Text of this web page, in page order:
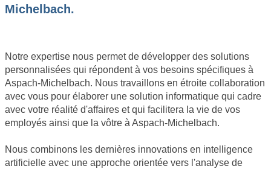
Michelbach.
Notre expertise nous permet de développer des solutions
personnalisées qui répondent à vos besoins spécifiques à
Aspach-Michelbach. Nous travaillons en étroite collaboration
avec vous pour élaborer une solution informatique qui cadre
avec votre réalité d'affaires et qui facilitera la vie de vos
employés ainsi que la vôtre à Aspach-Michelbach.
Nous combinons les dernières innovations en intelligence
artificielle avec une approche orientée vers l'analyse de